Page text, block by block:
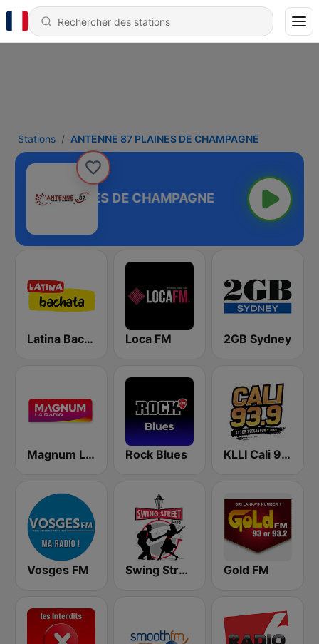
Stations ANTENNE 87 PLAINES DE CHAMPAGNE
87 PLAINES DE CHAMPAGNE
Latina Bachata Loca FM 2GB Sydney
Magnum La Radio Rock Blues KLLI Cali 93.9 FM
Vosges FM Swing Street Radio Gold FM